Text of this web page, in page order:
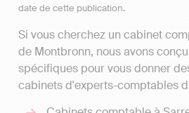
date de cette publication.
Si vous cherchez un cabinet
de Montbronn, nous avons
spécifiques pour vous donner
cabinets d'experts-comptables